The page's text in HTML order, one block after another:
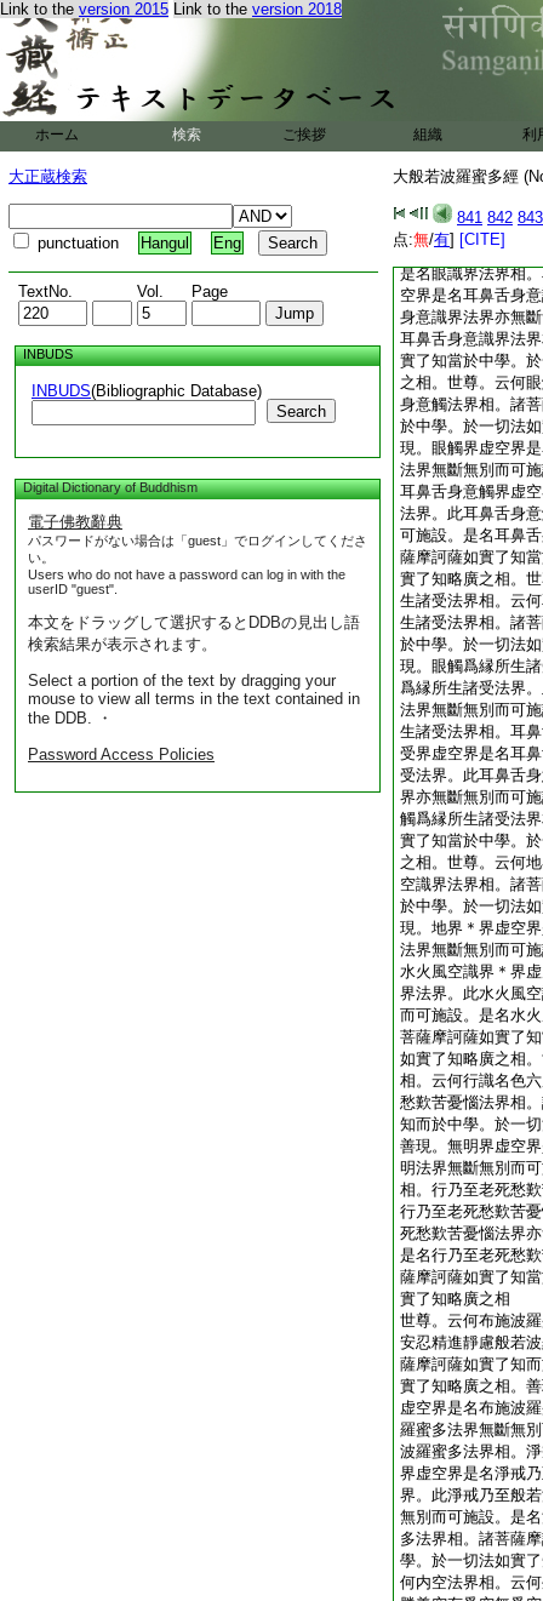
Link to the version 2015 Link to the version 2018
ホーム 検索 ご挨拶 組織 利
大正蔵検索
punctuation Hangul Eng
TextNo. Vol. Page
INBUDS
INBUDS(Bibliographic Database)
Search
Digital Dictionary of Buddhism
電子佛教辭典
パスワードがない場合は「guest」でログインしてくださ
い。
Users who do not have a password can log in with the
userID "guest".
本文をドラッグして選択するとDDBの見出し語
検索結果が表示されます。
Select a portion of the text by dragging your
mouse to view all terms in the text contained in
the DDB. ・
Password Access Policies
大般若波羅蜜多經
841 842 843
点:無/有] [CITE]
中學。於一切法如
色界＊界虚空界是
無斷無別而可施設
香味觸法界＊界虚
摩訶薩如實了知當
了知略廣之相。世
何耳鼻舌身意識界
如實了知而於中學
廣之相。善現。眼
界法界。此眼識界
是名眼識界法界相
空界是名耳鼻舌身
身意識界法界亦無
耳鼻舌身意識界法
實了知當於中學。
之相。世尊。云何
身意觸法界相。諸
於中學。於一切法
現。眼觸界虚空界
法界無斷無別而可
耳鼻舌身意觸界虚
法界。此耳鼻舌身
可施設。是名耳鼻
薩摩訶薩如實了知
實了知略廣之相。
生諸受法界相。云
生諸受法界相。諸
於中學。於一切法
現。眼觸爲縁所生
爲縁所生諸受法界
法界無斷無別而可
生諸受法界相。耳
受界虚空界是名耳
受法界。此耳鼻舌
界亦無斷無別而可
觸爲縁所生諸受法
實了知當於中學。
之相。世尊。云何
空識界法界相。諸
於中學。於一切法
現。地界＊界虚空
法界無斷無別而可
水火風空識界＊界
界法界。此水火風
而可施設。是名水
菩薩摩訶薩如實了
如實了知略廣之相
相。云何行識名色
愁歎苦憂惱法界相
知而於中學。於一
善現。無明界虚空
明法界無斷無別而
相。行乃至老死愁
行乃至老死愁歎苦
死愁歎苦憂惱法界
是名行乃至老死愁
薩摩訶薩如實了知
實了知略廣之相
世尊。云何布施波
安忍精進靜慮般若
薩摩訶薩如實了知
實了知略廣之相。
虚空界是名布施波
羅蜜多法界無斷無
波羅蜜多法界相。
界虚空界是名淨戒
界。此淨戒乃至般
無別而可施設。是
多法界相。諸菩薩
學。於一切法如實
何内空法界相。云